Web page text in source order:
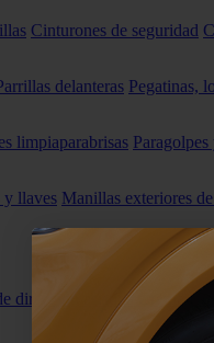
Cinturones de seguridad
delanteras Pegatinas,
limpiaparabrisas
y llaves Manillas exteriores
dirección asistida